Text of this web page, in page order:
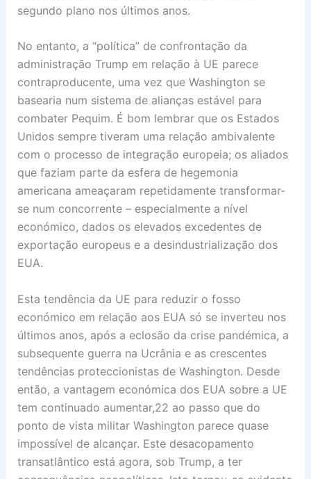
segundo plano nos últimos anos.
No entanto, a “política” de confrontação da
administração Trump em relação à UE parece
contraproducente, uma vez que Washington se
basearia num sistema de alianças estável para
combater Pequim. É bom lembrar que os Estados
Unidos sempre tiveram uma relação ambivalente
com o processo de integração europeia; os aliados
que faziam parte da esfera de hegemonia
americana ameaçaram repetidamente transformar-
se num concorrente – especialmente a nível
económico, dados os elevados excedentes de
exportação europeus e a desindustrialização dos
EUA.
Esta tendência da UE para reduzir o fosso
económico em relação aos EUA só se inverteu nos
últimos anos, após a eclosão da crise pandémica, a
subsequente guerra na Ucrânia e as crescentes
tendências proteccionistas de Washington. Desde
então, a vantagem económica dos EUA sobre a UE
tem continuado aumentar,22 ao passo que do
ponto de vista militar Washington parece quase
impossível de alcançar. Este desacopamento
transatlântico está agora, sob Trump, a ter